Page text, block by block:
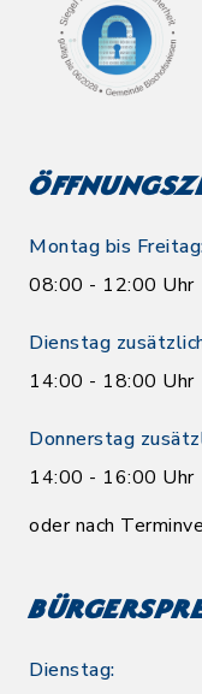
Montag bis
08:00 - 12:00 Uhr
Dienstag
14:00 - 18:00 Uhr
Donnerstag
14:00 - 16:00 Uhr
oder nach
Dienstag: